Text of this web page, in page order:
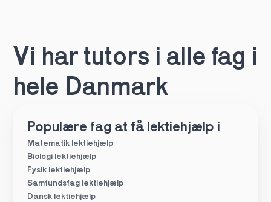
Vi har tutors i alle fag i
hele Danmark
Populære fag at få lektiehjælp i
Matematik lektiehjælp
Biologi lektiehjælp
Fysik lektiehjælp
Samfundsfag lektiehjælp
Dansk lektiehjælp